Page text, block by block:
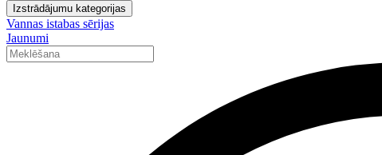
Izstrādājumu kategorijas
Vannas istabas sērijas
Jaunumi